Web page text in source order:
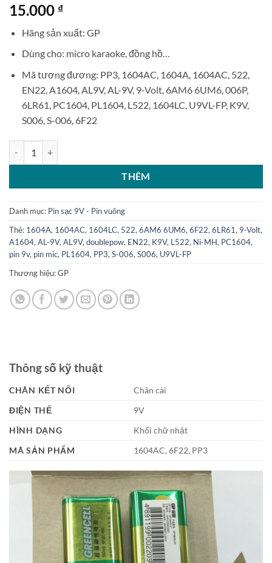
15.000 ₫
Hãng sản xuất: GP
Dùng cho: micro karaoke, đồng hồ…
Mã tương đương: PP3, 1604AC, 1604A, 1604AC, 522,
EN22, A1604, AL9V, AL-9V, 9-Volt, 6AM6 6UM6, 006P,
6LR61, PC1604, PL1604, L522, 1604LC, U9VL-FP, K9V,
S006, S-006, 6F22
THÊM
Danh mục: Pin sạc 9V - Pin vuông
Thẻ: 1604A, 1604AC, 1604LC, 522, 6AM6 6UM6, 6F22, 6LR61, 9-Volt,
A1604, AL-9V, AL9V, doublepow, EN22, K9V, L522, Ni-MH, PC1604,
pin 9v, pin mic, PL1604, PP3, S-006, S006, U9VL-FP
Thương hiệu:GP
Thông số kỹ thuật
CHÂN KẾT NỐI
Chân cài
ĐIỆN THẾ
9V
HÌNH DẠNG
Khối chữ nhật
MÃ SẢN PHẨM
1604AC, 6F22, PP3